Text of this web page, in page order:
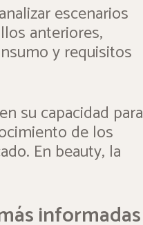
escenarios
anteriores,
y requisitos
su capacidad para
de los
En beauty, la
informadas